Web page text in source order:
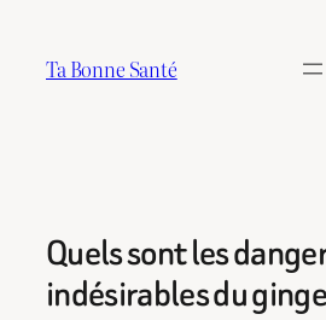
contenu
Ta Bonne Santé
Quels sont les
indésirables du